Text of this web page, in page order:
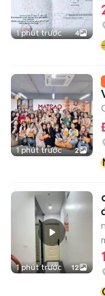
1 phút trước 4
1 phút trước 2
1 phút trước 12